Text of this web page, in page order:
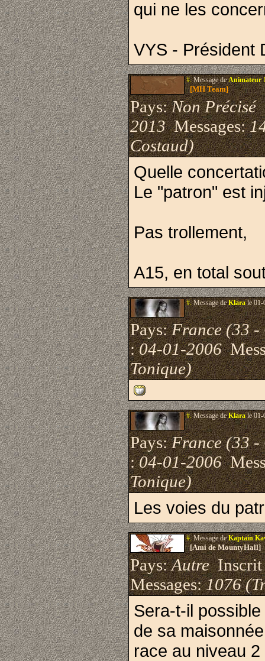
qui ne les
VYS - Président
#.Message deAnimateur
[MH Team]
Pays:Non Précisé
2013Messages:
Costaud)
Quelle
Le "patron" est
Pas trollement,
A15, en total
#.Message deKlarale 01-
Pays:France (33 -
:04-01-2006
Tonique)
#.Message deKlarale 01-
Pays:France (33 -
:04-01-2006
Tonique)
Les voies du
#.Message deKaptain
[Ami de MountyHall]
Pays:AutreInscrit
Messages:1076
Sera-t-il
de sa
race au niveau